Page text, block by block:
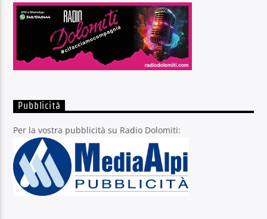
Pubblicità
Per la vostra pubblicità su Radio Dolomiti: